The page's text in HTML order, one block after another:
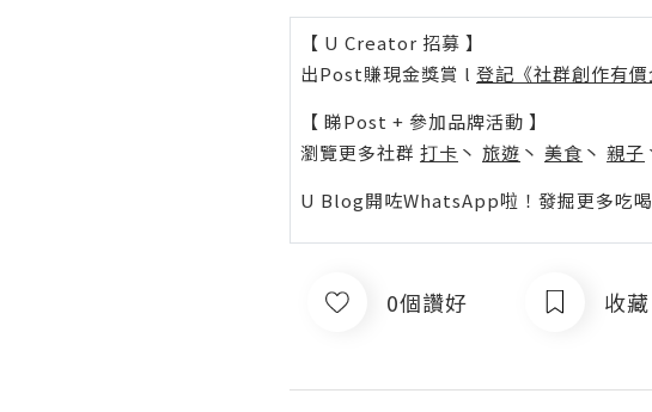
【 U Creator 招募 】
出Post賺現金獎賞 l 登記《社群創作有價
【 睇Post + 參加品牌活動 】
瀏覽更多社群 打卡 丶 旅遊 丶 美食 丶 親子
U Blog開咗WhatsApp啦！發掘更多吃喝
0個讚好 收藏